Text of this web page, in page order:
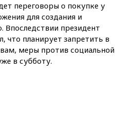
переговоры о покупке у
для создания и
Впоследствии президент
планирует запретить в
меры против социальной
в субботу.